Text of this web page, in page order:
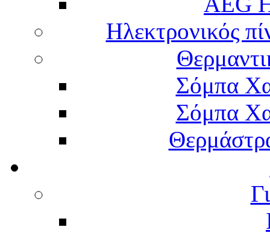
Ηλεκτρονικός
Σόμπα
Σόμπα